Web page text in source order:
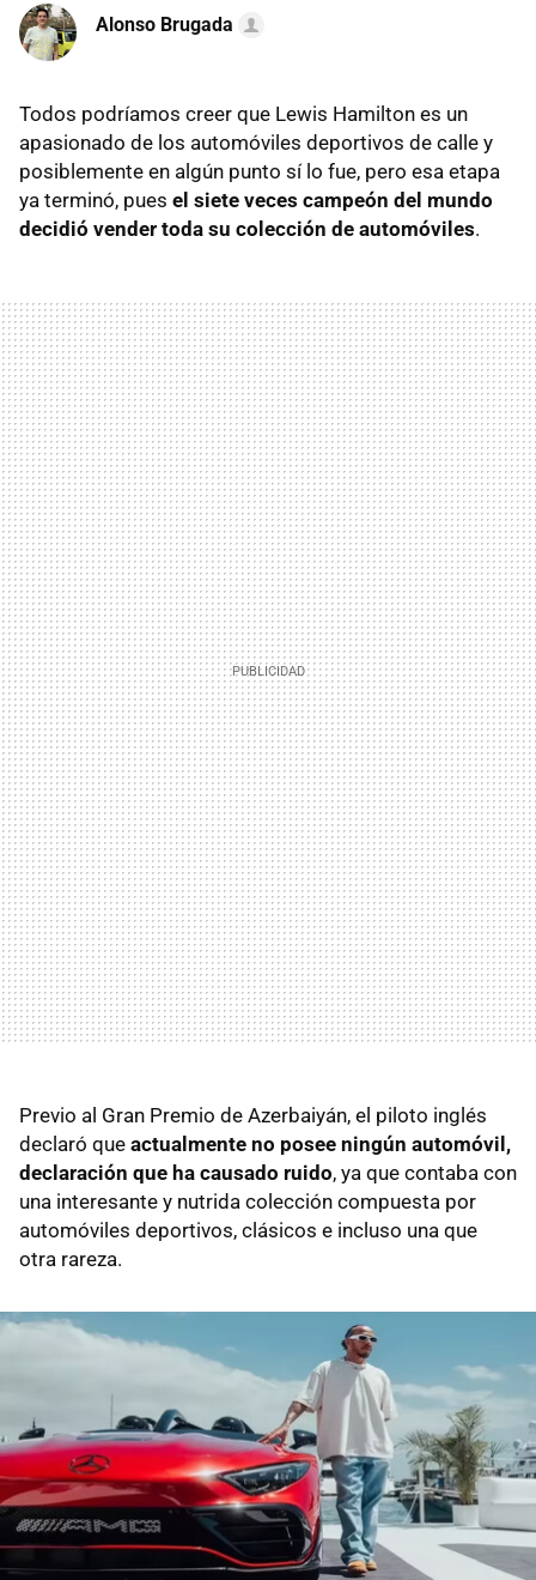
Alonso Brugada
Todos podríamos creer que Lewis Hamilton es un
apasionado de los automóviles deportivos de calle y
posiblemente en algún punto sí lo fue, pero esa etapa
ya terminó, pues el siete veces campeón del mundo
decidió vender toda su colección de automóviles.
Previo al Gran Premio de Azerbaiyán, el piloto inglés
declaró que actualmente no posee ningún automóvil,
declaración que ha causado ruido, ya que contaba con
una interesante y nutrida colección compuesta por
automóviles deportivos, clásicos e incluso una que
otra rareza.